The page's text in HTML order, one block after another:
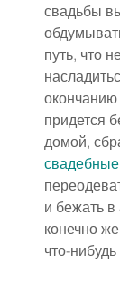
свадьбы
путь, что
придется
домой,
и бежать
конечно
что-нибудь